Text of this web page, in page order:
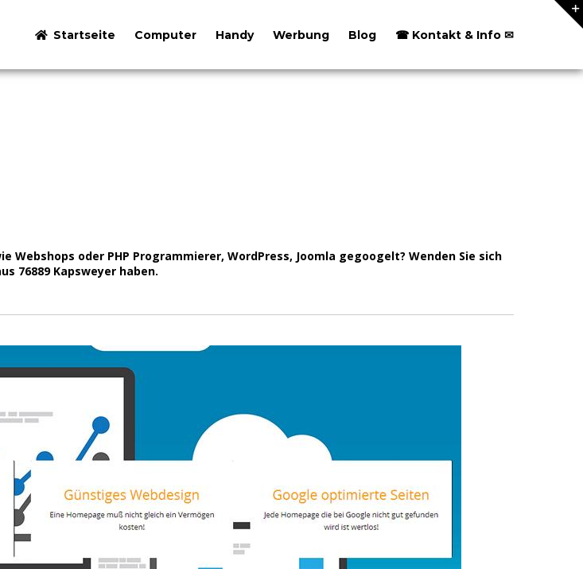
Startseite Computer Handy Werbung Blog ☎ Kontakt & Info ✉
oder PHP Programmierer, WordPress, Joomla gegoogelt? Wenden Sie sich
76889 Kapsweyer haben.